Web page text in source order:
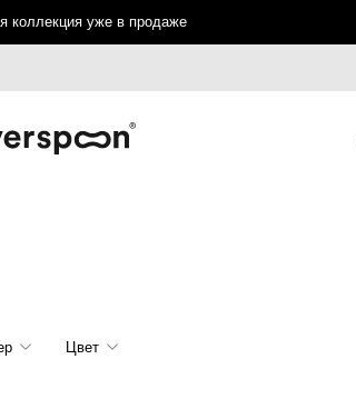
коллекция уже в продаже
Цвет